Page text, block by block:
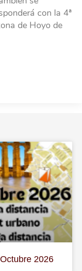
con la 4ª
de Hoyo de
2026